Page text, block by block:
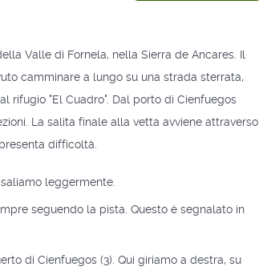
Valle di Fornela, nella Sierra de Ancares. Il
camminare a lungo su una strada sterrata,
rifugio "El Cuadro". Dal porto di Cienfuegos
La salita finale alla vetta avviene attraverso
difficoltà.
leggermente.
seguendo la pista. Questo è segnalato in
di Cienfuegos (3). Qui giriamo a destra, su